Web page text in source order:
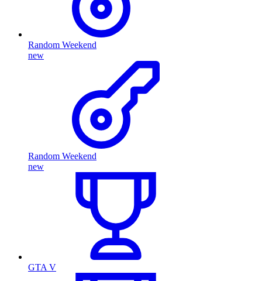
Random Weekend
new
Random Weekend
new
GTA V